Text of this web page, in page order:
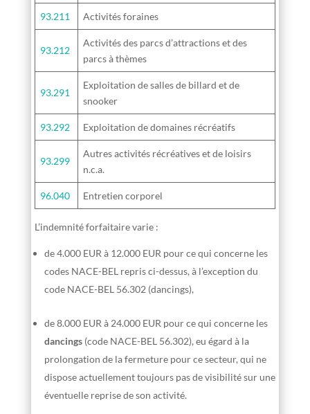
93.211 Activités foraines
93.212
Activités des parcs d’attractions et des
parcs à thèmes
93.291
Exploitation de salles de billard et de
snooker
93.292 Exploitation de domaines récréatifs
93.299
Autres activités récréatives et de loisirs
n.c.a.
96.040 Entretien corporel
L’indemnité forfaitaire varie :
de 4.000 EUR à 12.000 EUR pour ce qui concerne les
codes NACE-BEL repris ci-dessus, à l’exception du
code NACE-BEL 56.302 (dancings),
de 8.000 EUR à 24.000 EUR pour ce qui concerne les
dancings(code NACE-BEL 56.302), eu égard à la
prolongation de la fermeture pour ce secteur, qui ne
dispose actuellement toujours pas de visibilité sur une
éventuelle reprise de son activité.